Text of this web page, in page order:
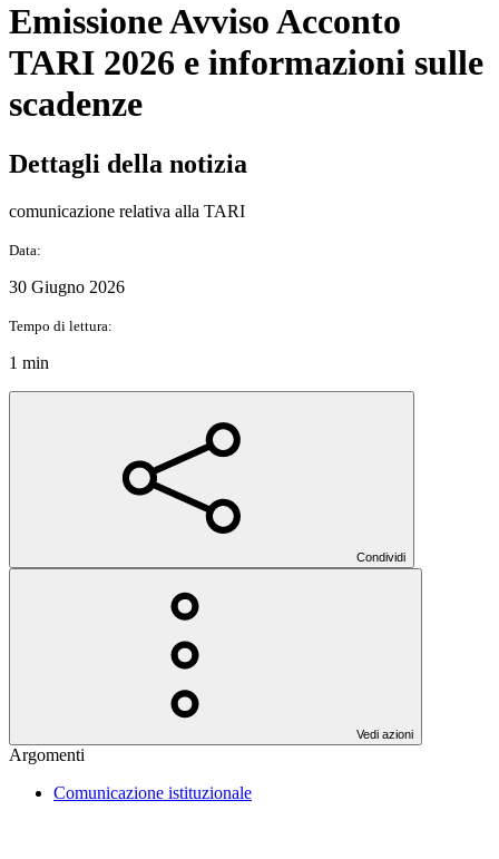
Emissione Avviso Acconto
TARI 2026 e informazioni sulle
scadenze
Dettagli della notizia
comunicazione relativa alla TARI
Data:
30 Giugno 2026
Tempo di lettura:
1 min
Condividi
Vedi azioni
Argomenti
Comunicazione istituzionale